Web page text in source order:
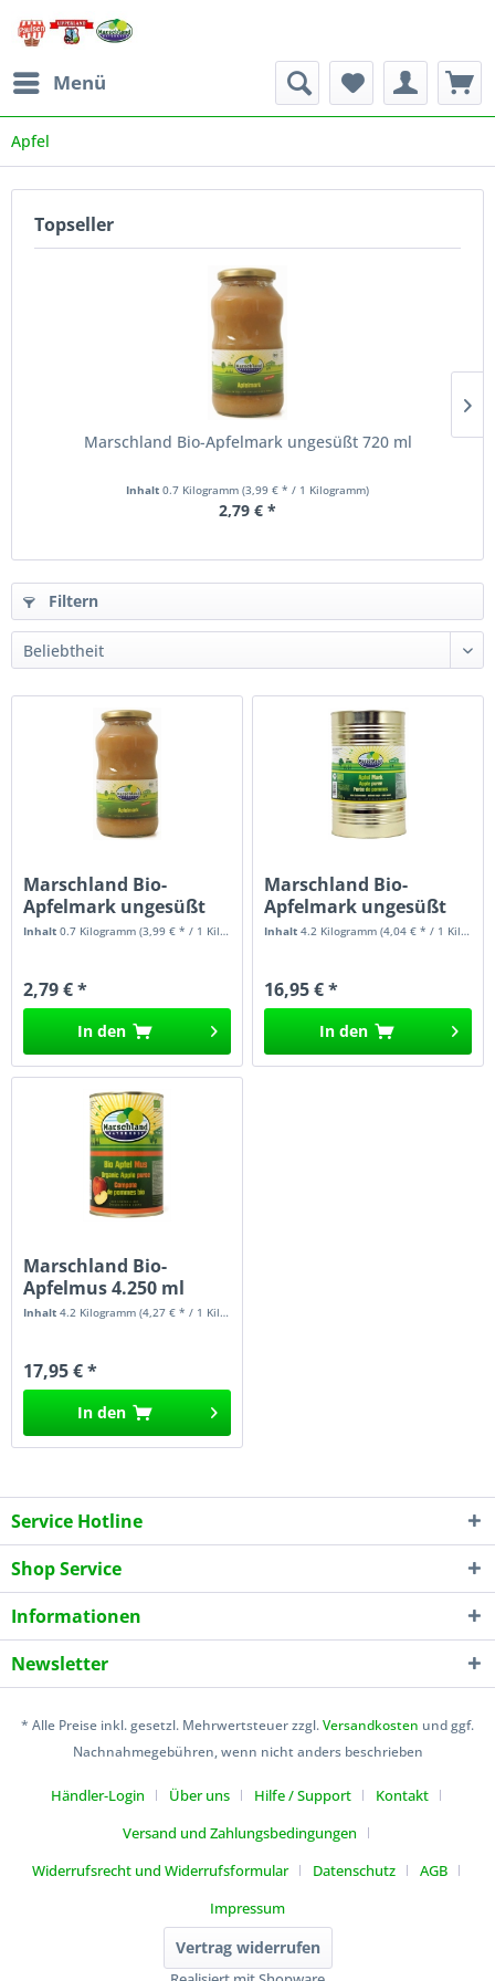
Menü
Apfel
Topseller
Marschland Bio-Apfelmark ungesüßt 720 ml
Inhalt 0.7 Kilogramm (3,99 € * / 1 Kilogramm)
2,79 € *
Filtern
Marschland Bio-
Apfelmark ungesüßt
720 ml
Inhalt0.7 Kilogramm(3,99 € * / 1 Kilogramm)
2,79 € *
In den
Marschland Bio-
Apfelmark ungesüßt
4.250 ml
Inhalt4.2 Kilogramm(4,04 € * / 1 Kilogramm)
16,95 € *
In den
Marschland Bio-
Apfelmus 4.250 ml
Inhalt4.2 Kilogramm(4,27 € * / 1 Kilogramm)
17,95 € *
In den
Service Hotline
Shop Service
Informationen
Newsletter
* Alle Preise inkl. gesetzl. Mehrwertsteuer zzgl.Versandkosten und ggf.
Nachnahmegebühren, wenn nicht anders beschrieben
Händler-Login Über uns Hilfe / Support
Kontakt
Versand und Zahlungsbedingungen
Widerrufsrecht und Widerrufsformular
Datenschutz
AGB
Impressum
Vertrag widerrufen